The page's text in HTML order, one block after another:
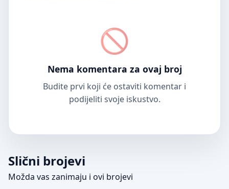
Nema komentara za ovaj broj
Budite prvi koji će ostaviti komentar i
podijeliti svoje iskustvo.
Slični brojevi
Možda vas zanimaju i ovi brojevi